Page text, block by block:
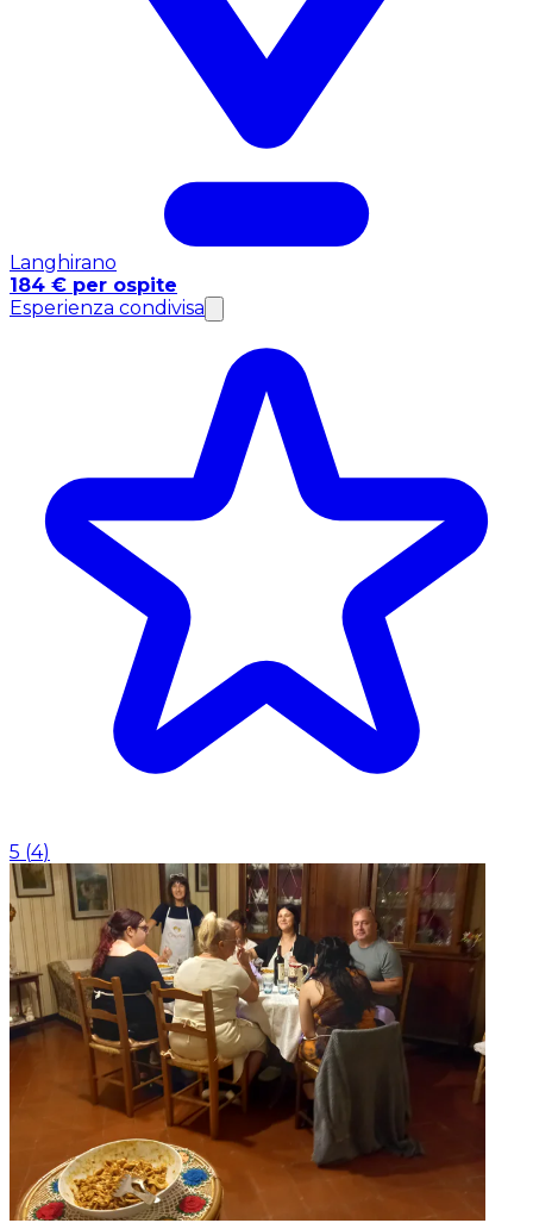
Langhirano
184 € per ospite
Esperienza condivisa
5 (4)